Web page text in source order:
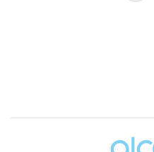
Brands Carousel